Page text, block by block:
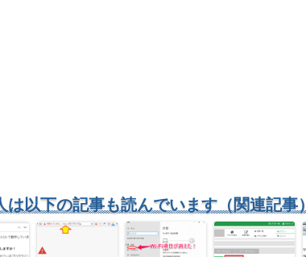
は以下の記事も読んでいます（関連記事）